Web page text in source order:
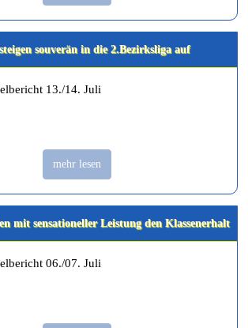
souverän in die 2.Bezirksliga auf
13./14. Juli
mehr lesen
mit sensationeller Leistung den Klassenerhalt
06./07. Juli